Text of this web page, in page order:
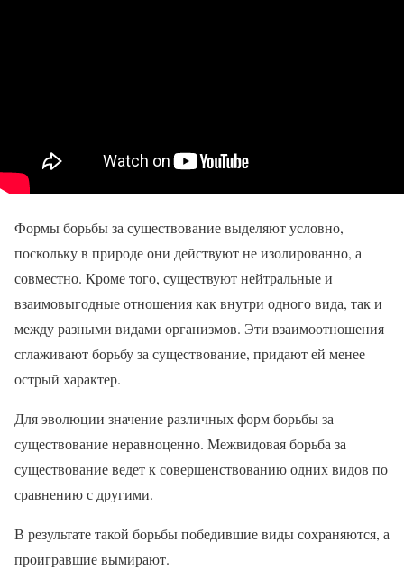
Формы борьбы за существование выделяют условно,
поскольку в природе они действуют не изолированно, а
совместно. Кроме того, существуют нейтральные и
взаимовыгодные отношения как внутри одного вида, так и
между разными видами организмов. Эти взаимоотношения
сглаживают борьбу за существование, придают ей менее
острый характер.
Для эволюции значение различных форм борьбы за
существование неравноценно. Межвидовая борьба за
существование ведет к совершенствованию одних видов по
сравнению с другими.
В результате такой борьбы победившие виды сохраняются, а
проигравшие вымирают.